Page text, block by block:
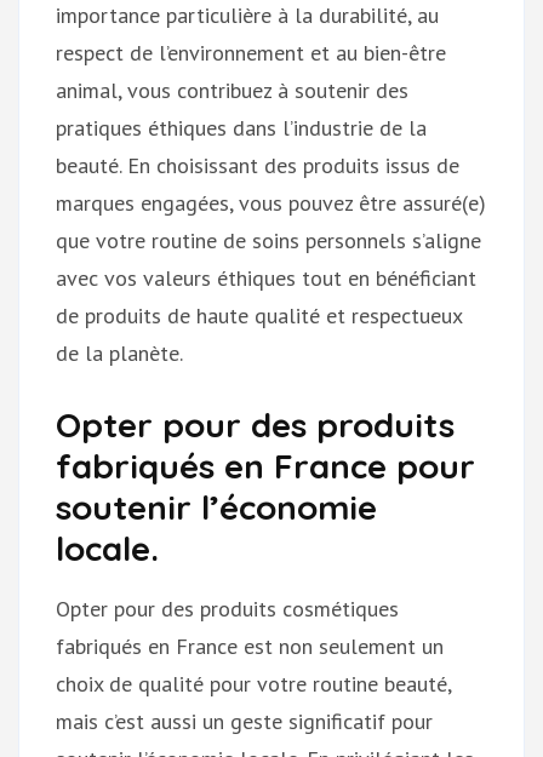
importance particulière à la durabilité, au
respect de l’environnement et au bien-être
animal, vous contribuez à soutenir des
pratiques éthiques dans l’industrie de la
beauté. En choisissant des produits issus de
marques engagées, vous pouvez être assuré(e)
que votre routine de soins personnels s’aligne
avec vos valeurs éthiques tout en bénéficiant
de produits de haute qualité et respectueux
de la planète.
Opter pour des produits
fabriqués en France pour
soutenir l’économie
locale.
Opter pour des produits cosmétiques
fabriqués en France est non seulement un
choix de qualité pour votre routine beauté,
mais c’est aussi un geste significatif pour